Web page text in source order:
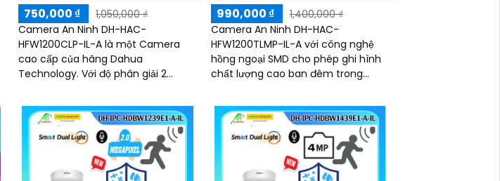
750,000 ₫
1,050,000 ₫
Camera An Ninh DH-HAC-
HFW1200CLP-IL-A là một Camera
cao cấp của hãng Dahua
Technology. Với độ phân giải 2
ảnh sắc nét và chi tiết
990,000 ₫
1,400,000 ₫
Camera An Ninh DH-HAC-
HFW1200TLMP-IL-A với công nghệ
hồng ngoại SMD cho phép ghi hình
chất lượng cao ban đêm trong
chống bụi tinh tế với thân plastic
giúp camera bền bỉ và ổn định
trong mọi điều kiện thời tiết